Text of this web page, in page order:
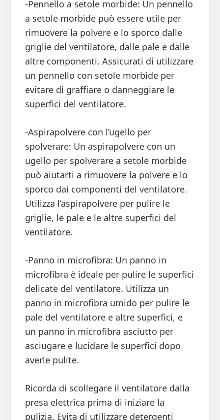
-Pennello a setole morbide: Un pennello
a setole morbide può essere utile per
rimuovere la polvere e lo sporco dalle
griglie del ventilatore, dalle pale e dalle
altre componenti. Assicurati di utilizzare
un pennello con setole morbide per
evitare di graffiare o danneggiare le
superfici del ventilatore.
-Aspirapolvere con l’ugello per
spolverare: Un aspirapolvere con un
ugello per spolverare a setole morbide
può aiutarti a rimuovere la polvere e lo
sporco dai componenti del ventilatore.
Utilizza l’aspirapolvere per pulire le
griglie, le pale e le altre superfici del
ventilatore.
-Panno in microfibra: Un panno in
microfibra è ideale per pulire le superfici
delicate del ventilatore. Utilizza un
panno in microfibra umido per pulire le
pale del ventilatore e altre superfici, e
un panno in microfibra asciutto per
asciugare e lucidare le superfici dopo
averle pulite.
Ricorda di scollegare il ventilatore dalla
presa elettrica prima di iniziare la
pulizia. Evita di utilizzare detergenti